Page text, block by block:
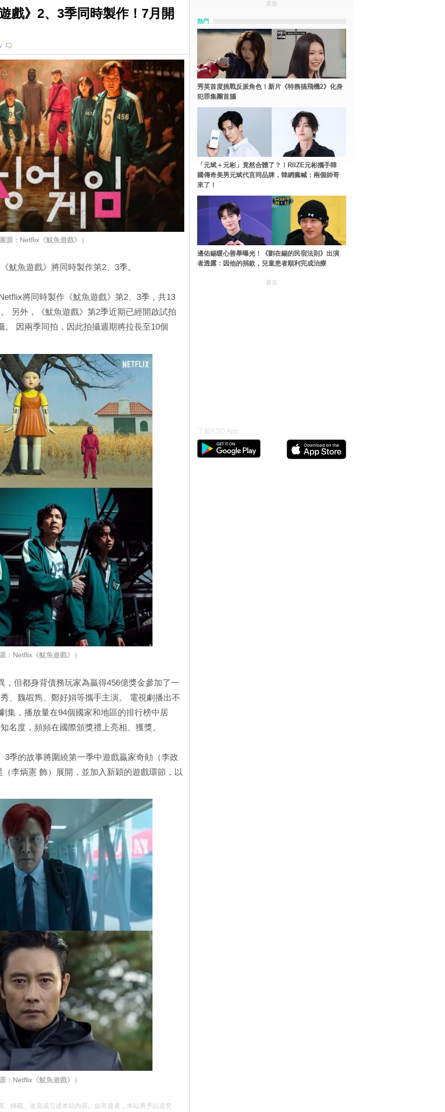
戲》2、3季同時製作！7月開
源：Netflix《魷魚遊戲》）
魷魚遊戲》將同時製作第2、3季。
將同時製作《魷魚遊戲》第2、3季，共13
另外，《魷魚遊戲》第2季近期已經開啟試拍
因兩季同拍，因此拍攝週期將拉長至10個
：Netflix《魷魚遊戲》）
，但都身背債務玩家為贏得456億獎金參加了一
、魏嘏雋、鄭好娟等攜手主演。 電視劇播出不
集，播放量在94個國家和地區的排行榜中居
名度，頻頻在國際頒獎禮上亮相、獲獎。
3季的故事將圍繞第一季中遊戲贏家奇勛（李政
李炳憲 飾）展開，並加入新穎的遊戲環節，以
：Netflix《魷魚遊戲》）
轉載、改寫或引述本站內容。如有違者，本站將予以追究
廣告
熱門
秀英首度挑戰反派角色！新片《特務搞飛機2》化身
犯罪集團首腦
「元斌＋元彬」竟然合體了？！RIIZE元彬攜手韓
國傳奇美男元斌代言同品牌，韓網瘋喊：兩個帥哥
來了！
邊佑錫暖心善舉曝光！《劉在錫的民宿法則》出演
者透露：因他的捐款，兒童患者順利完成治療
廣告
下載KSD App